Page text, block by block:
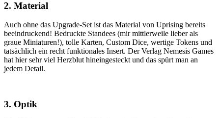
2. Material
Auch ohne das Upgrade-Set ist das Material von Uprising bereits
beeindruckend! Bedruckte Standees (mir mittlerweile lieber als
graue Miniaturen!), tolle Karten, Custom Dice, wertige Tokens und
tatsächlich ein recht funktionales Insert. Der Verlag Nemesis Games
hat hier sehr viel Herzblut hineingesteckt und das spürt man an
jedem Detail.
3. Optik